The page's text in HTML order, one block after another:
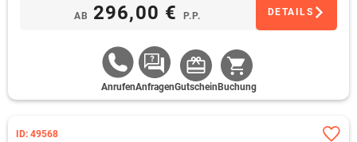
AB 296,00 € P.P. DETAILS
AnrufenAnfragenGutschein Buchung
ID: 49568